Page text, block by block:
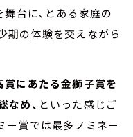
台に、とある家庭の
期の体験を交えながら
にあたる金獅子賞を
なめ、 といった感じご
ー賞では最多ノミネー